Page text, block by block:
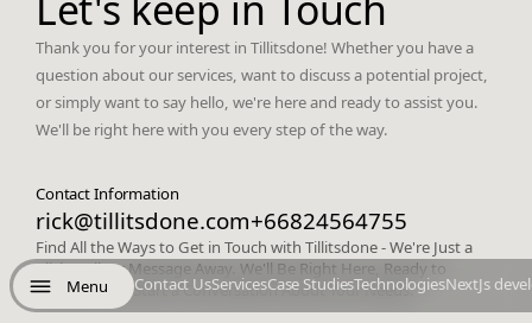
Menu Contact UsServicesCase StudiesTechnologiesNextJs
Thank you for your interest in Tillitsdone! Whether you have a
question about our services, want to discuss a potential project,
or simply want to say hello, we're here and ready to assist you.
We'll be right here with you every step of the way.
Contact Information
rick@tillitsdone.com+66824564755
Find All the Ways to Get in Touch with Tillitsdone - We're Just a
Click, Call, or Message Away. We'll Be Right Here, Ready to
Respond and Start a Conversation About Your Needs.